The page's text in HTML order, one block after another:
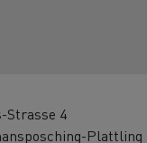
Strasse 4
Plattling